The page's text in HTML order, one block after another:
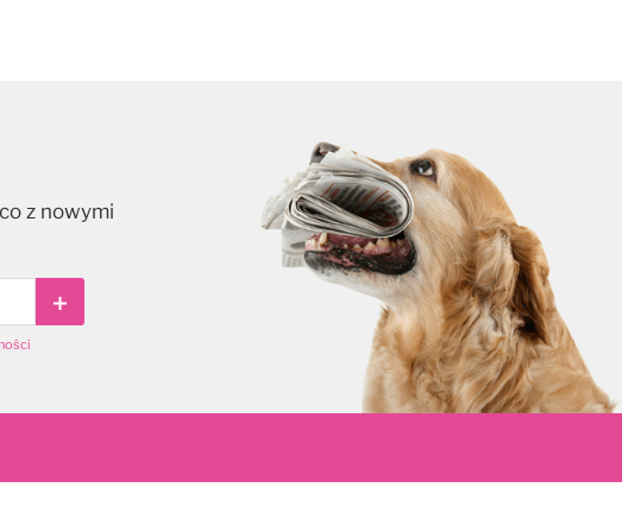
z nowymi
Subskrybuj